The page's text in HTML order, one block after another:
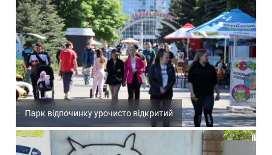
Парк відпочинку урочисто відкритий